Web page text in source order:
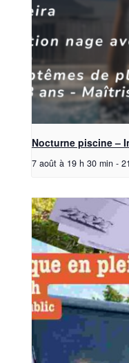
Nocturne piscine –
7 août à 19 h 30 min -